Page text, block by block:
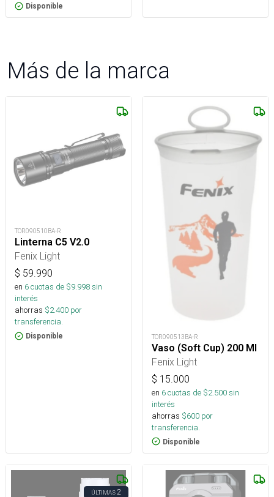
Disponible
Más de la marca
TOR090510BA-R
Linterna C5 V2.0
Fenix Light
$ 59.990
en 6cuotas de $9.998sin
interés
ahorras $2.400 por
transferencia.
Disponible TOR090513BA-R
Vaso (Soft Cup) 200 Ml
Fenix Light
$ 15.000
en 6cuotas de $2.500sin
interés
ahorras $600 por
transferencia.
Disponible
ÚLTIMAS2